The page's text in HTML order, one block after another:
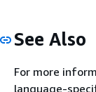
See Also
For more
language-